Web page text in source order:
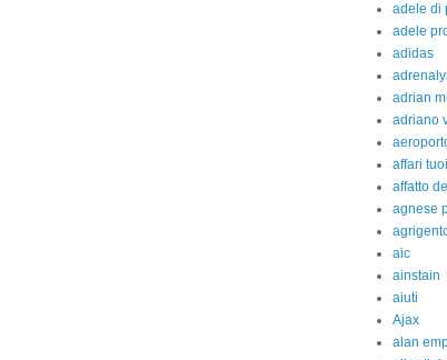
adele di
adele
adidas
adrian
adriano
affari tuoi
affatto
agnese
aic
ainstain
aiuti
Ajax
alan